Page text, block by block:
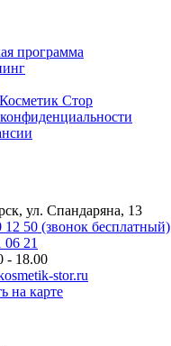
программа
Стор
ул. Спандаряна, 13
12 50 (звонок бесплатный)
06 21
- 18.00
stor.ru
на карте